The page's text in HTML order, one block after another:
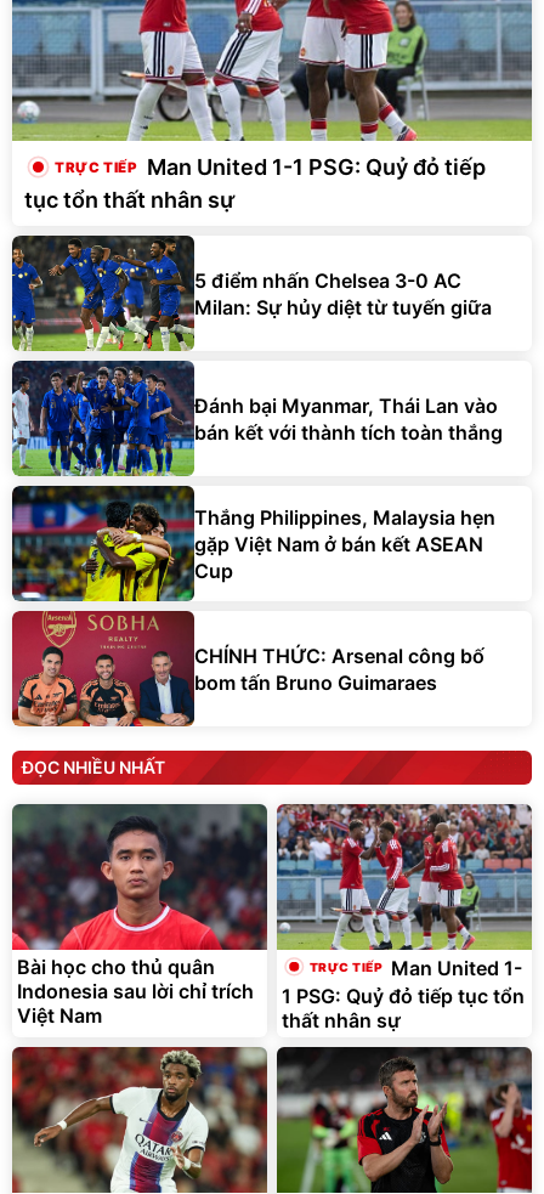
Man United 1-1 PSG: Quỷ đỏ tiếp
tục tổn thất nhân sự
5 điểm nhấn Chelsea 3-0 AC
Milan: Sự hủy diệt từ tuyến giữa
Đánh bại Myanmar, Thái Lan vào
bán kết với thành tích toàn thắng
Thắng Philippines, Malaysia hẹn
gặp Việt Nam ở bán kết ASEAN
Cup
CHÍNH THỨC: Arsenal công bố
bom tấn Bruno Guimaraes
ĐỌC NHIỀU NHẤT
Bài học cho thủ quân
Indonesia sau lời chỉ trích
Việt Nam
Man United 1-
1 PSG: Quỷ đỏ tiếp tục tổn
thất nhân sự